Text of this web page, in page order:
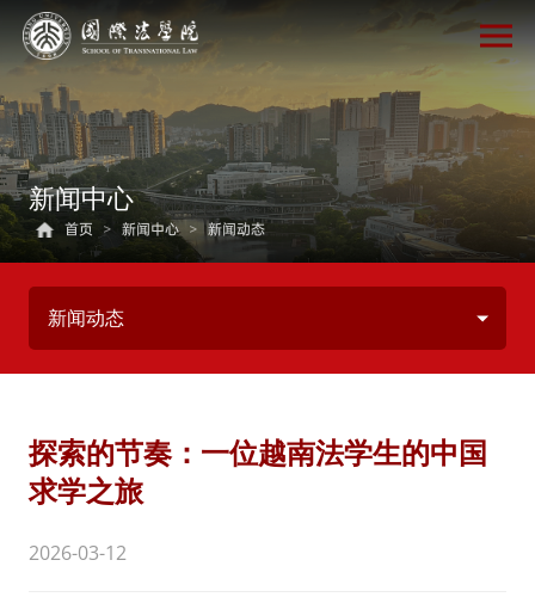
新闻中心
首页 > 新闻中心 > 新闻动态
新闻动态
探索的节奏：一位越南法学生的中国
求学之旅
2026-03-12